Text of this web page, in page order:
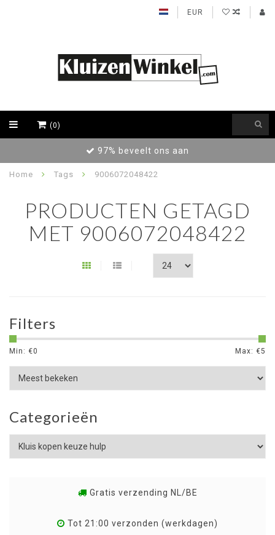
EUR
(0)
97% beveelt ons aan
Home Tags 9006072048422
PRODUCTEN GETAGD
MET 9006072048422
Filters
Min: €0 Max: €5
Categorieën
Gratis verzending NL/BE
Tot 21:00 verzonden (werkdagen)